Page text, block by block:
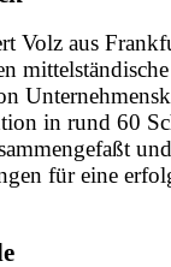
Volz aus
mittelständische
in rund 60
für eine